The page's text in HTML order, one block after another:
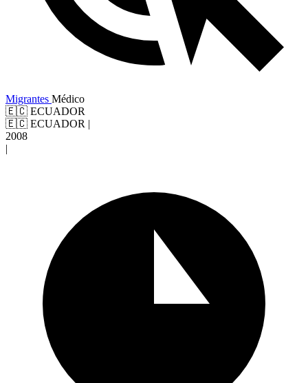
Migrantes Médico
🇪🇨 ECUADOR
🇪🇨 ECUADOR |
2008
|